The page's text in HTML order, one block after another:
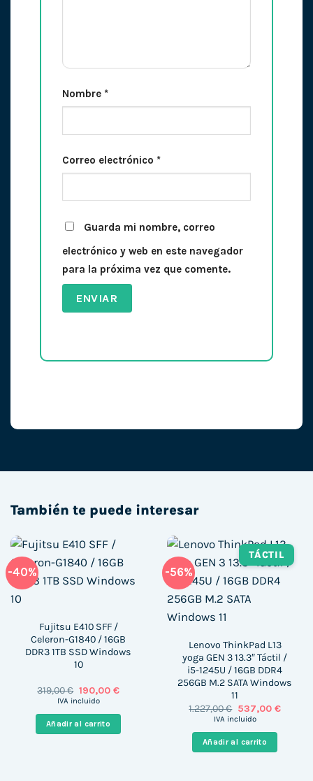
Nombre *
Correo electrónico *
Guarda mi nombre, correo
electrónico y web en este navegador
para la próxima vez que comente.
También te puede interesar
-40%
Fujitsu E410 SFF /
Celeron-G1840 / 16GB
DDR3 1TB SSD Windows
10
319,00€ El
precio
era:
319,00 €.
190,00 €El
es:
IVA incluido
Añadir al carrito
-56%
TÁCTIL
Lenovo ThinkPad L13
yoga GEN 3 13.3″ Táctil /
i5-1245U / 16GB DDR4
256GB M.2 SATA Windows
11
1.227,00€ El
precio
era:
1.227,00 €.
537,00 €El
IVA incluido
Añadir al carrito